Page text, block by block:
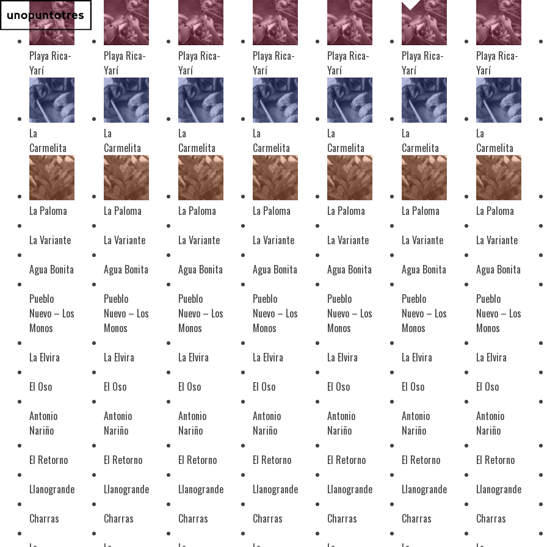
Playa Rica-
Yarí
La
Carmelita
La Paloma
La Variante
Agua Bonita
Pueblo
Nuevo – Los
Monos
La Elvira
El Oso
Antonio
Nariño
El Retorno
Llanogrande
Charras
Playa Rica-
Yarí
La
Carmelita
La Paloma
La Variante
Agua Bonita
Pueblo
Nuevo – Los
Monos
La Elvira
El Oso
Antonio
Nariño
El Retorno
Llanogrande
Charras
Playa Rica-
Yarí
La
Carmelita
La Paloma
La Variante
Agua Bonita
Pueblo
Nuevo – Los
Monos
La Elvira
El Oso
Antonio
Nariño
El Retorno
Llanogrande
Charras
Playa Rica-
Yarí
La
Carmelita
La Paloma
La Variante
Agua Bonita
Pueblo
Nuevo – Los
Monos
La Elvira
El Oso
Antonio
Nariño
El Retorno
Llanogrande
Charras
Playa Rica-
Yarí
La
Carmelita
La Paloma
La Variante
Agua Bonita
Pueblo
Nuevo – Los
Monos
La Elvira
El Oso
Antonio
Nariño
El Retorno
Llanogrande
Charras
Playa Rica-
Yarí
La
Carmelita
La Paloma
La Variante
Agua Bonita
Pueblo
Nuevo – Los
Monos
La Elvira
El Oso
Antonio
Nariño
El Retorno
Llanogrande
Charras
Playa Rica-
Yarí
La
Carmelita
La Paloma
La Variante
Agua Bonita
Pueblo
Nuevo – Los
Monos
La Elvira
El Oso
Antonio
Nariño
El Retorno
Llanogrande
Charras